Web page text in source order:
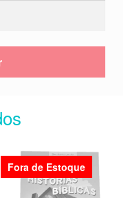
Fora de Estoque